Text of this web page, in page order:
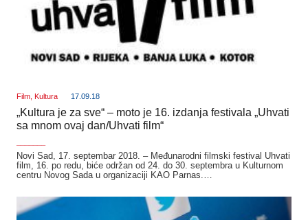
Film Kultura 17.09.18
„Kultura je za sve“ – moto je 16. izdanja festivala „Uhvati
sa mnom ovaj dan/Uhvati film“
Novi Sad, 17. septembar 2018. – Međunarodni filmski festival Uhvati
film, 16. po redu, biće održan od 24. do 30. septembra u Kulturnom
centru Novog Sada u organizaciji KAO Parnas.…